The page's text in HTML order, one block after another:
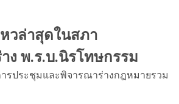
วล่าสุดในสภา
ง พ.ร.บ.นิรโทษกรรม
รประชุมและพิจารณาร่างกฎหมายรวม